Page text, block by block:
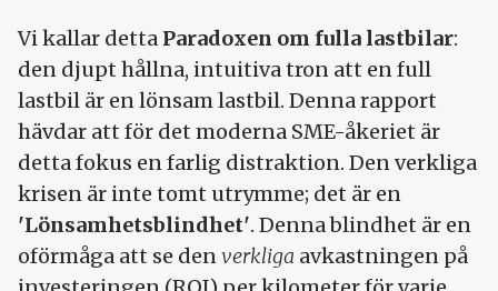
Vi kallar detta Paradoxen om fulla lastbilar:
den djupt hållna, intuitiva tron att en full
lastbil är en lönsam lastbil. Denna rapport
hävdar att för det moderna SME-åkeriet är
detta fokus en farlig distraktion. Den verkliga
krisen är inte tomt utrymme; det är en
'Lönsamhetsblindhet'. Denna blindhet är en
oförmåga att se denverkliga avkastningen på